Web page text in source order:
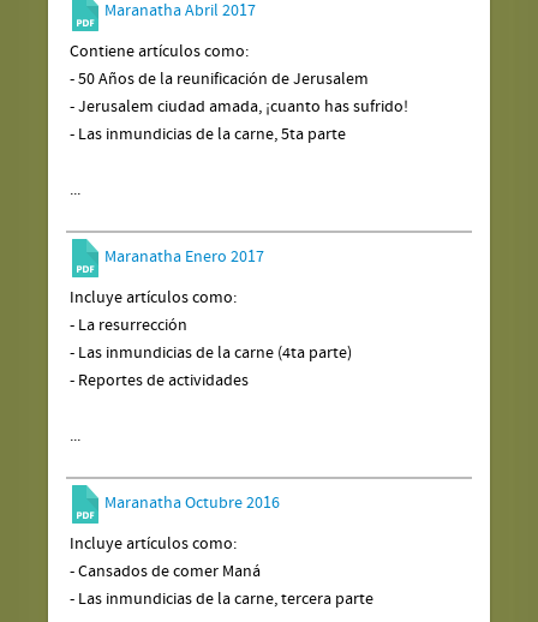
Maranatha Abril 2017
Contiene artículos como:
- 50 Años de la reunificación de Jerusalem
- Jerusalem ciudad amada, ¡cuanto has sufrido!
- Las inmundicias de la carne, 5ta parte
...
Maranatha Enero 2017
Incluye artículos como:
- La resurrección
- Las inmundicias de la carne (4ta parte)
- Reportes de actividades
...
Maranatha Octubre 2016
Incluye artículos como:
- Cansados de comer Maná
- Las inmundicias de la carne, tercera parte